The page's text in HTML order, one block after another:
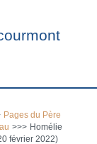
Pages du Père
>>> Homélie
février 2022)